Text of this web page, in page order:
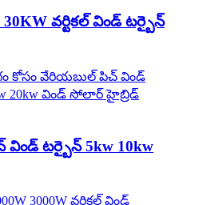
30KW వర్టికల్ విండ్ టర్బైన్
టర్బైన్ 5kw 10kw